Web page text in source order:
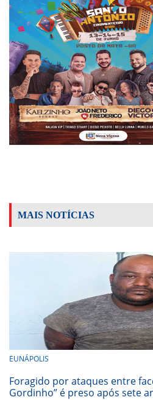
MAIS NOTÍCIAS
EUNÁPOLIS
Foragido por ataques entre
Gordinho” é preso após sete